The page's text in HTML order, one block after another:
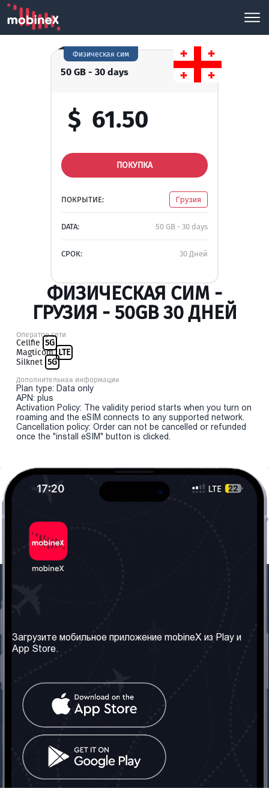
50 GB - 30 days
Физическая сим
$ 61.50
ПОКУПКА
ПОКРЫТИЕ: Грузия
DATA: 50 GB - 30 days
СРОК: 30 Дней
ФИЗИЧЕСКАЯ СИМ -
ГРУЗИЯ - 50GB 30 ДНЕЙ
Оператор сети
Cellfie 5G
Magticom LTE
Silknet 5G
Дополнительная информация
Plan type: Data only
APN: plus
Activation Policy: The validity period starts when you turn on
roaming and the eSIM connects to any supported network.
Cancellation policy: Order can not be cancelled or refunded
once the "install eSIM" button is clicked.
Наши сервисы
Правила и Условия
Часто задаваемые
вопросы
Контакт
Грузия: Тбилиси
Телефон: +442030340050
Email:info@mobinex.com
Социальные сети
Загрузите мобильное приложение mobineX из Play и
App Store.